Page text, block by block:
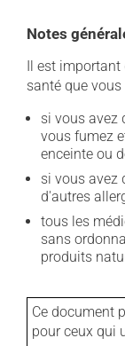
Notes
Il est important
santé que
si vous avez
vous fumez
enceinte ou
si vous avez
d'autres
tous les
sans
produits
Ce document
pour ceux qui